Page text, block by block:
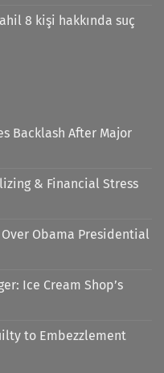
8 kişi hakkında suç
Backlash After Major
& Financial Stress
Obama Presidential
Ice Cream Shop’s
to Embezzlement